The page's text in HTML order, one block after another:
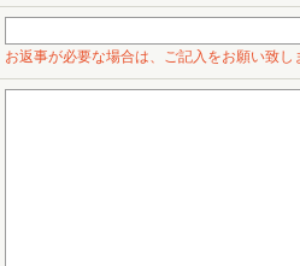
お返事が必要な場合は、ご記入をお願い致し